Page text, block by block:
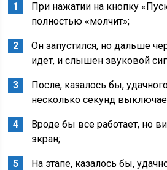
При нажатии на кнопку
полностью «молчит»;
Он запустился, но дальше
идет, и слышен звуковой
После, казалось бы,
несколько секунд
Вроде бы все работает, но
экран;
На этапе, казалось бы,